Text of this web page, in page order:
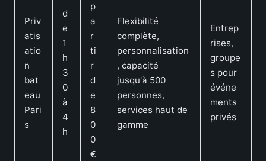
Priv
atis
atio
n
bat
eau
Pari
s
d
e
1
h
3
0
à
4
h
p
a
r
ti
r
d
e
8
0
0
€
Flexibilité
complète,
personnalisation
, capacité
jusqu'à 500
personnes,
services haut de
gamme
Entrep
rises,
groupe
s pour
événe
ments
privés